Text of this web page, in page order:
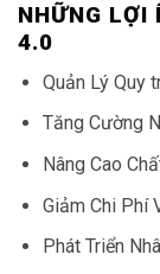
NHỮNG LỢI
4.0
Quản Lý Quy
Tăng Cường
Nâng Cao
Giảm Chi Phí
Phát Triển